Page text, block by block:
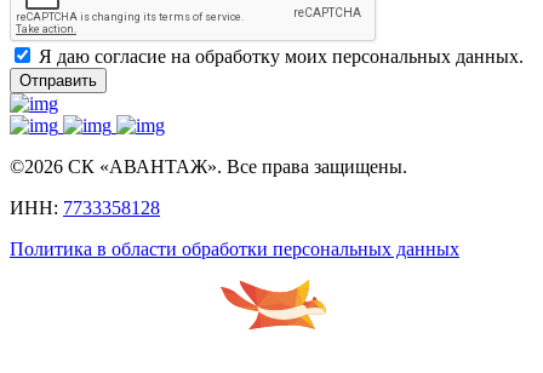
Я даю согласие на обработку моих персональных данных.
Отправить
©2026 СК «АВАНТАЖ». Все права защищены.
ИНН: 7733358128
Политика в области обработки персональных данных